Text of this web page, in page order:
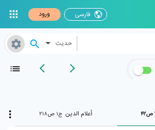
فارسی ورود
حدیث
أعلام الدین ج۱ ص۲۱۸